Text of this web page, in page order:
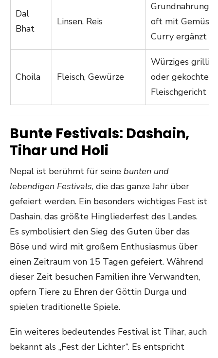
Dal
Bhat
Linsen, Reis
oft mit Gemüse-
Curry ergänzt
Choila Fleisch, Gewürze
Würziges
oder gekochtes
Fleischgericht
Bunte Festivals: Dashain,
Tihar und Holi
Nepal ist berühmt für seine bunten und
lebendigen Festivals, die das ganze Jahr über
gefeiert werden. Ein besonders wichtiges Fest ist
Dashain, das größte Hingliederfest des Landes.
Es symbolisiert den Sieg des Guten über das
Böse und wird mit großem Enthusiasmus über
einen Zeitraum von 15 Tagen gefeiert. Während
dieser Zeit besuchen Familien ihre Verwandten,
opfern Tiere zu Ehren der Göttin Durga und
spielen traditionelle Spiele.
Ein weiteres bedeutendes Festival ist Tihar, auch
bekannt als „Fest der Lichter“. Es entspricht